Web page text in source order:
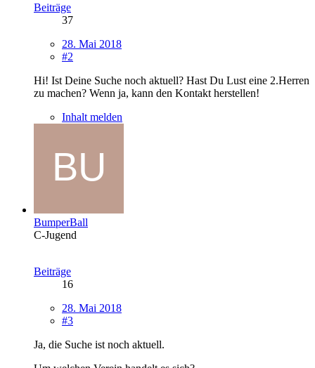
Beiträge
37
28. Mai 2018
#2
Hi! Ist Deine Suche noch aktuell? Hast Du Lust eine 2.Herren
zu machen? Wenn ja, kann den Kontakt herstellen!
Inhalt melden
BumperBall
C-Jugend
Beiträge
16
28. Mai 2018
#3
Ja, die Suche ist noch aktuell.